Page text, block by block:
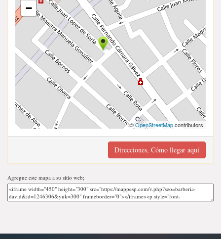
−
©OpenStreetMapcontributors
Direcciones, Cómo llegar aquí
Agregue este mapa a su sitio web;